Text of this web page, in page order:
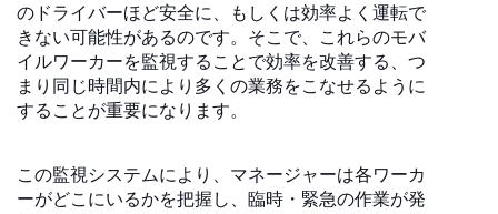
のドライバーほど安全に、もしくは効率よく運転で
きない可能性があるのです。そこで、これらのモバ
イルワーカーを監視することで効率を改善する、つ
まり同じ時間内により多くの業務をこなせるように
することが重要になります。
この監視システムにより、マネージャーは各ワーカ
ーがどこにいるかを把握し、臨時・緊急の作業が発